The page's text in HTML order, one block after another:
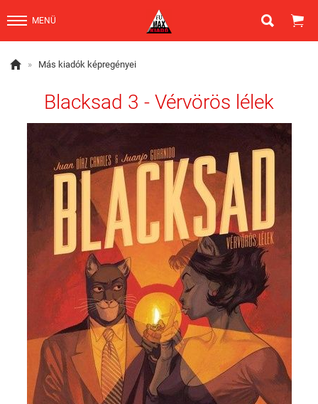
MENÜ  
 » Más kiadók képregényei
Blacksad 3 - Vérvörös lélek